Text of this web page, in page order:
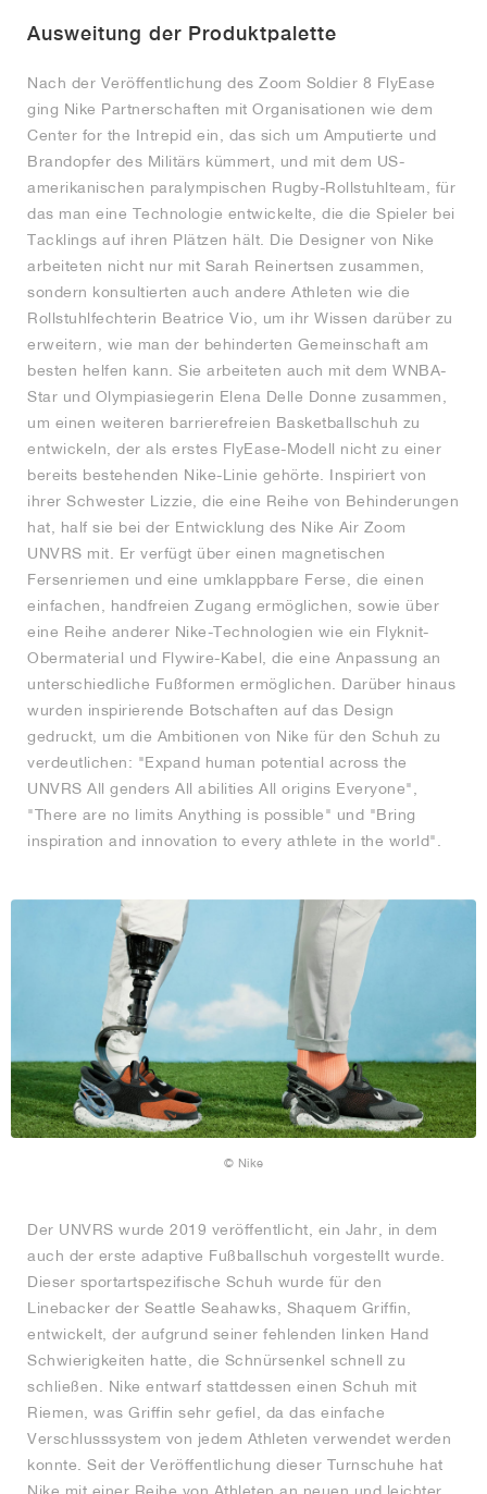
Ausweitung der Produktpalette
Nach der Veröffentlichung des Zoom Soldier 8 FlyEase
ging Nike Partnerschaften mit Organisationen wie dem
Center for the Intrepid ein, das sich um Amputierte und
Brandopfer des Militärs kümmert, und mit dem US-
amerikanischen paralympischen Rugby-Rollstuhlteam, für
das man eine Technologie entwickelte, die die Spieler bei
Tacklings auf ihren Plätzen hält. Die Designer von Nike
arbeiteten nicht nur mit Sarah Reinertsen zusammen,
sondern konsultierten auch andere Athleten wie die
Rollstuhlfechterin Beatrice Vio, um ihr Wissen darüber zu
erweitern, wie man der behinderten Gemeinschaft am
besten helfen kann. Sie arbeiteten auch mit dem WNBA-
Star und Olympiasiegerin Elena Delle Donne zusammen,
um einen weiteren barrierefreien Basketballschuh zu
entwickeln, der als erstes FlyEase-Modell nicht zu einer
bereits bestehenden Nike-Linie gehörte. Inspiriert von
ihrer Schwester Lizzie, die eine Reihe von Behinderungen
hat, half sie bei der Entwicklung des Nike Air Zoom
UNVRS mit. Er verfügt über einen magnetischen
Fersenriemen und eine umklappbare Ferse, die einen
einfachen, handfreien Zugang ermöglichen, sowie über
eine Reihe anderer Nike-Technologien wie ein Flyknit-
Obermaterial und Flywire-Kabel, die eine Anpassung an
unterschiedliche Fußformen ermöglichen. Darüber hinaus
wurden inspirierende Botschaften auf das Design
gedruckt, um die Ambitionen von Nike für den Schuh zu
verdeutlichen: "Expand human potential across the
UNVRS All genders All abilities All origins Everyone",
"There are no limits Anything is possible" und "Bring
inspiration and innovation to every athlete in the world".
© Nike
Der UNVRS wurde 2019 veröffentlicht, ein Jahr, in dem
auch der erste adaptive Fußballschuh vorgestellt wurde.
Dieser sportartspezifische Schuh wurde für den
Linebacker der Seattle Seahawks, Shaquem Griffin,
entwickelt, der aufgrund seiner fehlenden linken Hand
Schwierigkeiten hatte, die Schnürsenkel schnell zu
schließen. Nike entwarf stattdessen einen Schuh mit
Riemen, was Griffin sehr gefiel, da das einfache
Verschlusssystem von jedem Athleten verwendet werden
konnte. Seit der Veröffentlichung dieser Turnschuhe hat